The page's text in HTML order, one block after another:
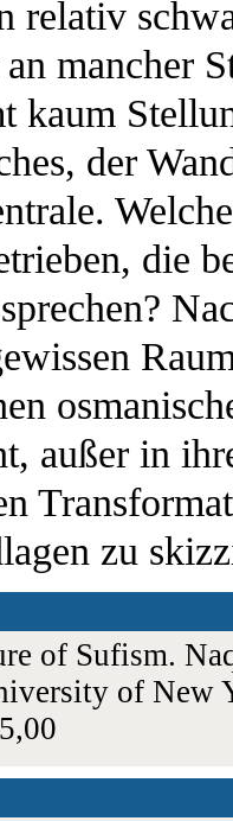
relativ
mancher
der
die
außer in
zu
of Sufism.
of New